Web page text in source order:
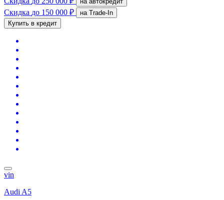
Скидка до 150 000 ₽
на Trade-In
Купить в кредит
vin
Audi A5